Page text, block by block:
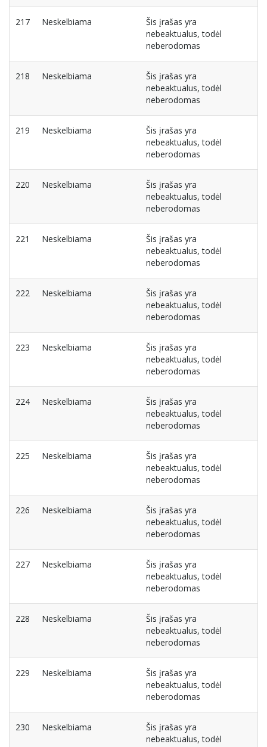
217 Neskelbiama
Šis įrašas yra
nebeaktualus, todėl
neberodomas
218 Neskelbiama
Šis įrašas yra
nebeaktualus, todėl
neberodomas
219 Neskelbiama
Šis įrašas yra
nebeaktualus, todėl
neberodomas
220 Neskelbiama
Šis įrašas yra
nebeaktualus, todėl
neberodomas
221 Neskelbiama
Šis įrašas yra
nebeaktualus, todėl
neberodomas
222 Neskelbiama
Šis įrašas yra
nebeaktualus, todėl
neberodomas
223 Neskelbiama
Šis įrašas yra
nebeaktualus, todėl
neberodomas
224 Neskelbiama
Šis įrašas yra
nebeaktualus, todėl
neberodomas
225 Neskelbiama
Šis įrašas yra
nebeaktualus, todėl
neberodomas
226 Neskelbiama
Šis įrašas yra
nebeaktualus, todėl
neberodomas
227 Neskelbiama
Šis įrašas yra
nebeaktualus, todėl
neberodomas
228 Neskelbiama
Šis įrašas yra
nebeaktualus, todėl
neberodomas
229 Neskelbiama
Šis įrašas yra
nebeaktualus, todėl
neberodomas
230 Neskelbiama
Šis įrašas yra
nebeaktualus, todėl